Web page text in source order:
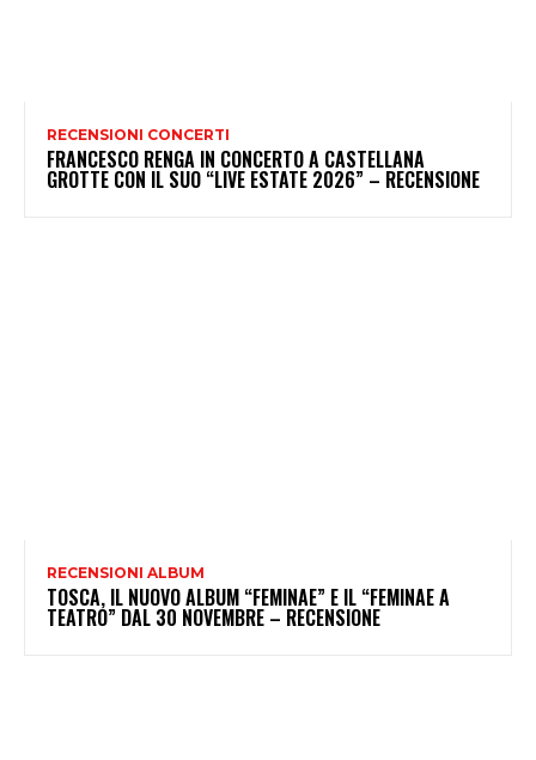
RECENSIONI CONCERTI
FRANCESCO RENGA IN CONCERTO A CASTELLANA
GROTTE CON IL SUO “LIVE ESTATE 2026” – RECENSIONE
RECENSIONI ALBUM
TOSCA, IL NUOVO ALBUM “FEMINAE” E IL “FEMINAE A
TEATRO” DAL 30 NOVEMBRE – RECENSIONE